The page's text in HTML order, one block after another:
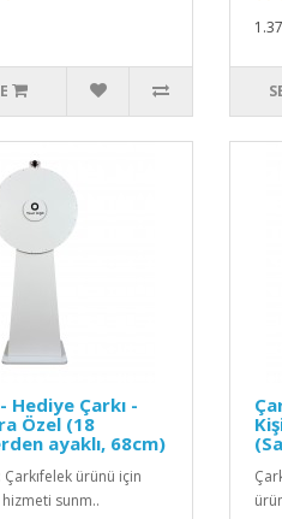
Hediye Çarkı -
Özel (18
ayaklı, 68cm)
ürünü için
sunm..